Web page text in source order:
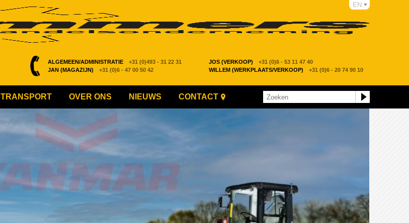
ALGEMEEN/ADMINISTRATIE +31 (0)493 - 31 22 31 JOS (VERKOOP)
+31 (0)6 - 53 11 47 40
JAN (MAGAZIJN)
+31 (0)6 - 47 00 50 42 WILLEM (WERKPLAATS/VERKOOP) +31 (0)6 - 20 74 90 10
EN
TRANSPORT OVER ONS NIEUWS CONTACT